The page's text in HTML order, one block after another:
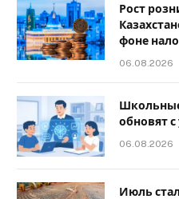
Рост
фоне
06.08.2026
обновят
06.08.2026
Июль